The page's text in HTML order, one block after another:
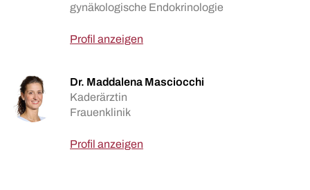
gynäkologische Endokrinologie
Profil anzeigen
Dr. Maddalena Masciocchi
Kaderärztin
Frauenklinik
Profil anzeigen